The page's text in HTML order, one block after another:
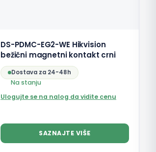
DS-PDMC-EG2-WE Hikvision
bežični magnetni kontakt crni
Dostava za 24-48h
Na stanju
Ulogujte se na nalog da vidite cenu
SAZNAJTE VIŠE